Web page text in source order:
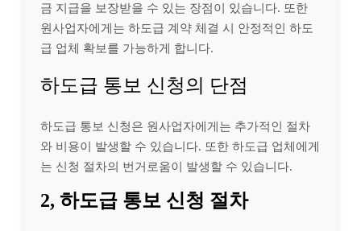
금 지급을 보장받을 수 있는 장점이 있습니다. 또한
원사업자에게는 하도급 계약 체결 시 안정적인 하도
급 업체 확보를 가능하게 합니다.
하도급 통보 신청의 단점
하도급 통보 신청은 원사업자에게는 추가적인 절차
와 비용이 발생할 수 있습니다. 또한 하도급 업체에게
는 신청 절차의 번거로움이 발생할 수 있습니다.
2, 하도급 통보 신청 절차